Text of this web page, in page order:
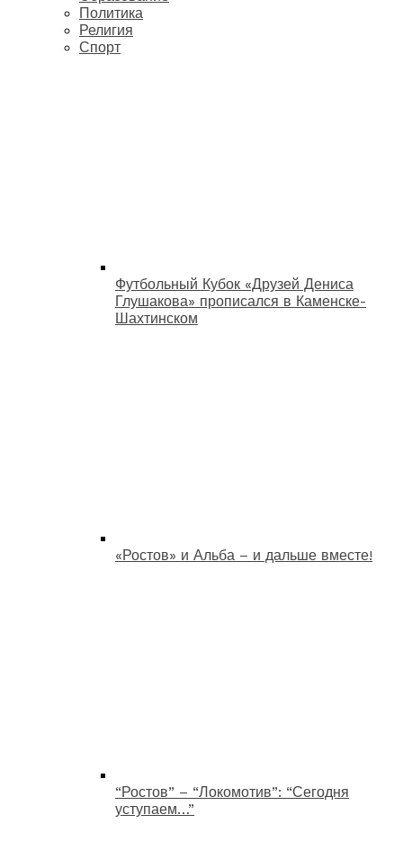
Политика
Религия
Спорт
Футбольный Кубок «Друзей Дениса
Глушакова» прописался в Каменске-
Шахтинском
«Ростов» и Альба – и дальше вместе!
“Ростов” – “Локомотив”: “Сегодня
уступаем…”